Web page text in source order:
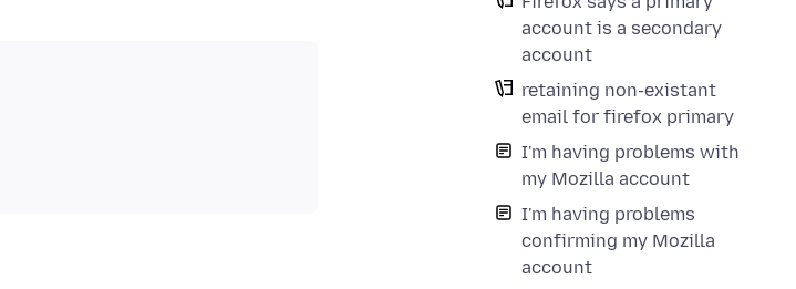
account is a secondary
account
retaining non-existant
email for firefox primary
I'm having problems with
my Mozilla account
I'm having problems
confirming my Mozilla
account